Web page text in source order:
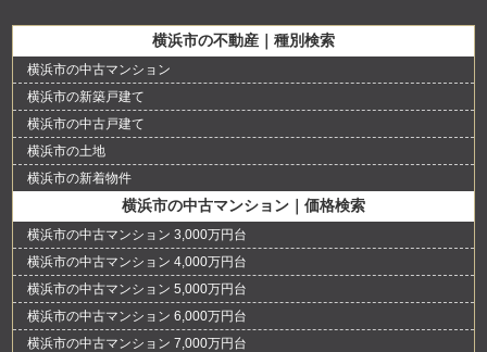
横浜市の不動産｜種別検索
横浜市の中古マンション
横浜市の新築戸建て
横浜市の中古戸建て
横浜市の土地
横浜市の新着物件
横浜市の中古マンション｜価格検索
横浜市の中古マンション 3,000万円台
横浜市の中古マンション 4,000万円台
横浜市の中古マンション 5,000万円台
横浜市の中古マンション 6,000万円台
横浜市の中古マンション 7,000万円台